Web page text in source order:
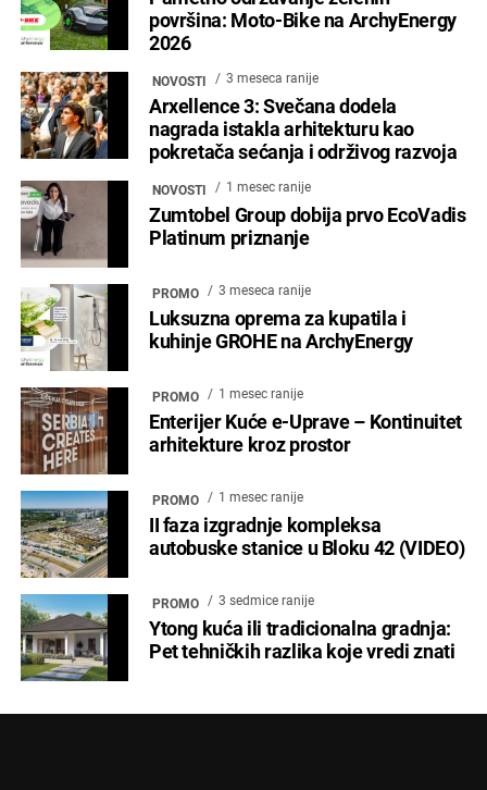
površina: Moto-Bike na ArchyEnergy
2026
NOVOSTI 3 meseca ranije
Arxellence 3: Svečana dodela
nagrada istakla arhitekturu kao
pokretača sećanja i održivog razvoja
NOVOSTI 1 mesec ranije
Zumtobel Group dobija prvo EcoVadis
Platinum priznanje
PROMO 3 meseca ranije
Luksuzna oprema za kupatila i
kuhinje GROHE na ArchyEnergy
PROMO 1 mesec ranije
Enterijer Kuće e-Uprave – Kontinuitet
arhitekture kroz prostor
PROMO 1 mesec ranije
II faza izgradnje kompleksa
autobuske stanice u Bloku 42 (VIDEO)
PROMO 3 sedmice ranije
Ytong kuća ili tradicionalna gradnja:
Pet tehničkih razlika koje vredi znati